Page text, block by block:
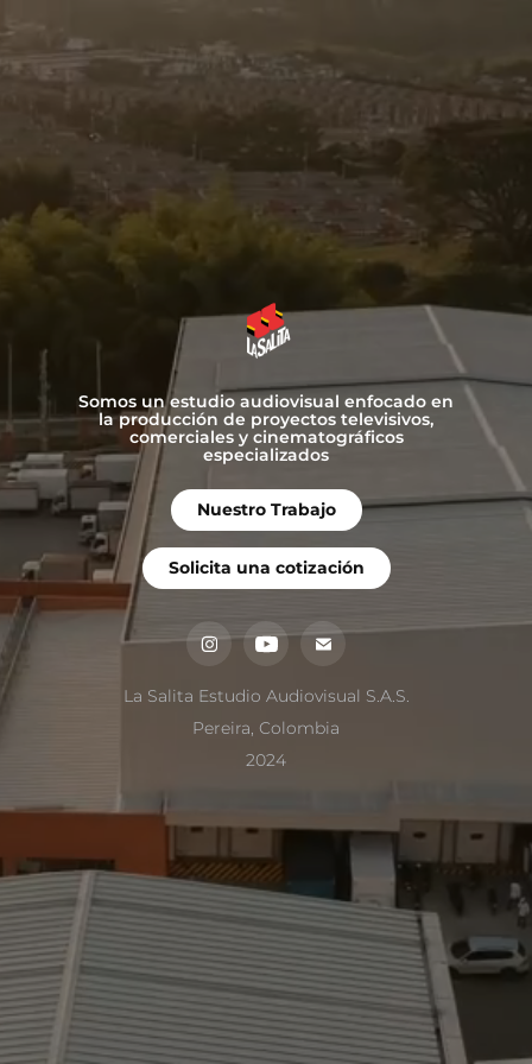
Somos un estudio audiovisual enfocado en
la producción de proyectos televisivos,
comerciales y cinematográficos
especializados
Nuestro Trabajo
Solicita una cotización
La Salita Estudio Audiovisual S.A.S.
Pereira, Colombia
2024